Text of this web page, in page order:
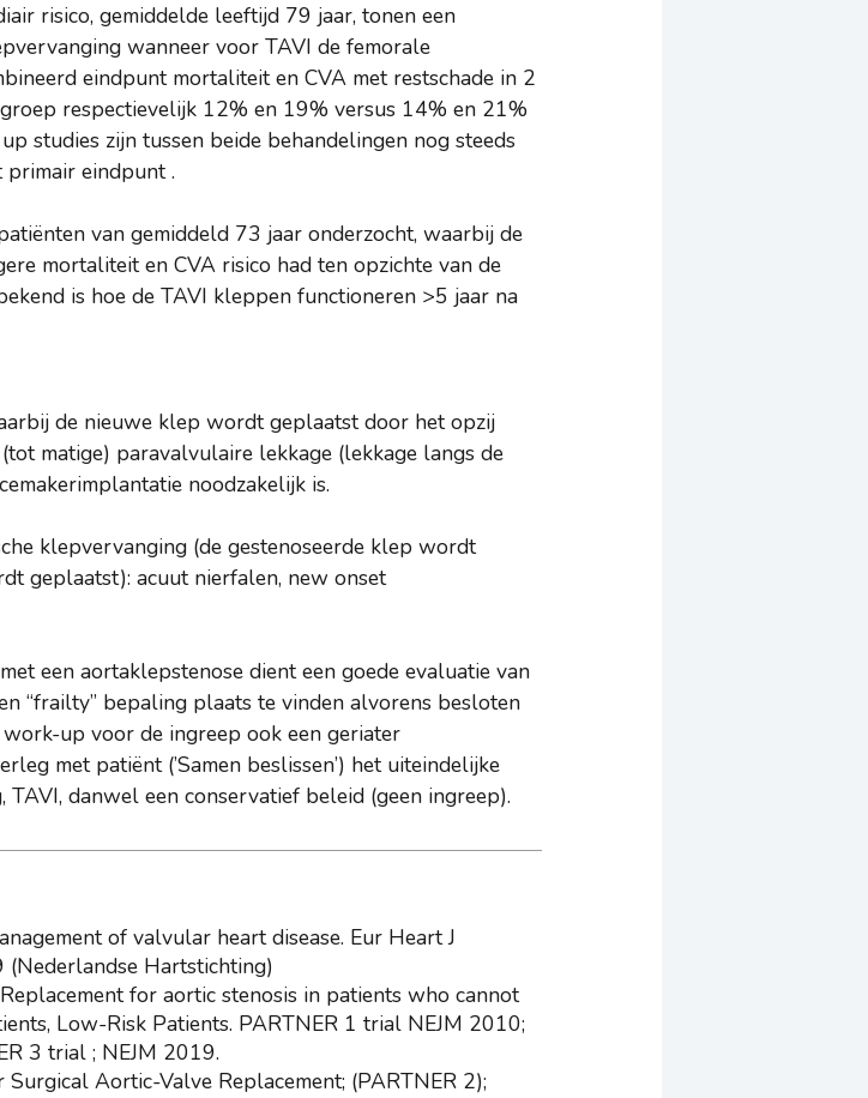
risico, gemiddelde leeftijd 79 jaar, tonen een
wanneer voor TAVI de femorale
eindpunt mortaliteit en CVA met restschade in 2
respectievelijk 12% en 19% versus 14% en 21%
studies zijn tussen beide behandelingen nog steeds
primair eindpunt .
van gemiddeld 73 jaar onderzocht, waarbij de
mortaliteit en CVA risico had ten opzichte van de
is hoe de TAVI kleppen functioneren >5 jaar na
de nieuwe klep wordt geplaatst door het opzij
matige) paravalvulaire lekkage (lekkage langs de
noodzakelijk is.
klepvervanging (de gestenoseerde klep wordt
geplaatst): acuut nierfalen, new onset
een aortaklepstenose dient een goede evaluatie van
“frailty” bepaling plaats te vinden alvorens besloten
up voor de ingreep ook een geriater
met patiënt (’Samen beslissen’) het uiteindelijke
danwel een conservatief beleid (geen ingreep).
of valvular heart disease. Eur Heart J
Hartstichting)
for aortic stenosis in patients who cannot
Low-Risk Patients. PARTNER 1 trial NEJM 2010;
3 trial ; NEJM 2019.
Aortic-Valve Replacement; (PARTNER 2);